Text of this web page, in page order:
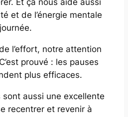
Et ça nous aide aussi
et de l’énergie mentale
l’effort, notre attention
prouvé : les pauses
plus efficaces.
aussi une excellente
recentrer et revenir à